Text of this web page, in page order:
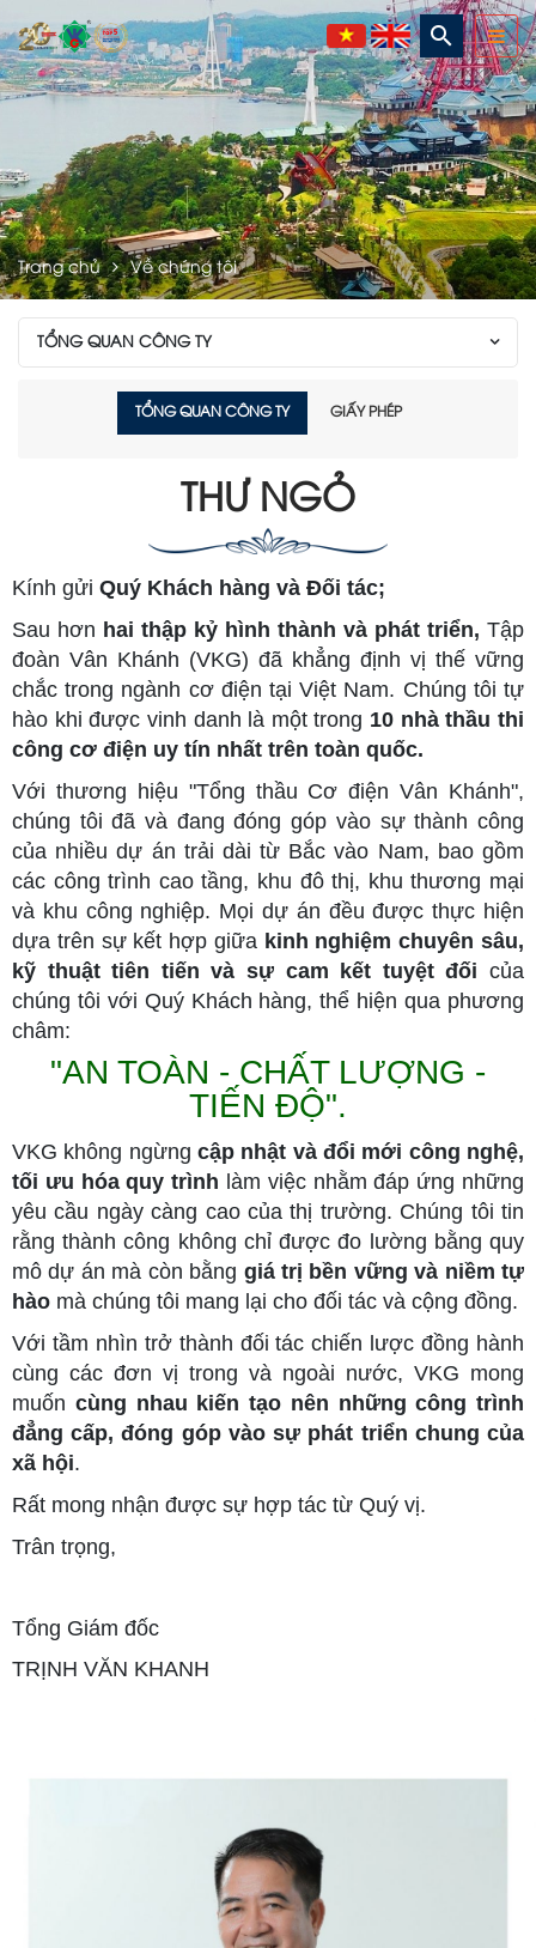
search
Trang chủ Về chúng tôi
TỔNG QUAN CÔNG TY
TỔNG QUAN CÔNG TY GIẤY PHÉP
THƯ NGỎ
Kính gửi Quý Khách hàng và Đối tác;
Sau hơn hai thập kỷ hình thành và phát triển, Tập
đoàn Vân Khánh (VKG) đã khẳng định vị thế vững
chắc trong ngành cơ điện tại Việt Nam. Chúng tôi tự
hào khi được vinh danh là một trong 10 nhà thầu thi
công cơ điện uy tín nhất trên toàn quốc.
Với thương hiệu "Tổng thầu Cơ điện Vân Khánh",
chúng tôi đã và đang đóng góp vào sự thành công
của nhiều dự án trải dài từ Bắc vào Nam, bao gồm
các công trình cao tầng, khu đô thị, khu thương mại
và khu công nghiệp. Mọi dự án đều được thực hiện
dựa trên sự kết hợp giữa kinh nghiệm chuyên sâu,
kỹ thuật tiên tiến và sự cam kết tuyệt đối của
chúng tôi với Quý Khách hàng, thể hiện qua phương
châm:
"AN TOÀN - CHẤT LƯỢNG -
TIẾN ĐỘ".
VKG không ngừng cập nhật và đổi mới công nghệ,
tối ưu hóa quy trình làm việc nhằm đáp ứng những
yêu cầu ngày càng cao của thị trường. Chúng tôi tin
rằng thành công không chỉ được đo lường bằng quy
mô dự án mà còn bằng giá trị bền vững và niềm tự
hào mà chúng tôi mang lại cho đối tác và cộng đồng.
Với tầm nhìn trở thành đối tác chiến lược đồng hành
cùng các đơn vị trong và ngoài nước, VKG mong
muốn cùng nhau kiến tạo nên những công trình
đẳng cấp, đóng góp vào sự phát triển chung của
xã hội.
Rất mong nhận được sự hợp tác từ Quý vị.
Trân trọng,
Tổng Giám đốc
TRỊNH VĂN KHANH